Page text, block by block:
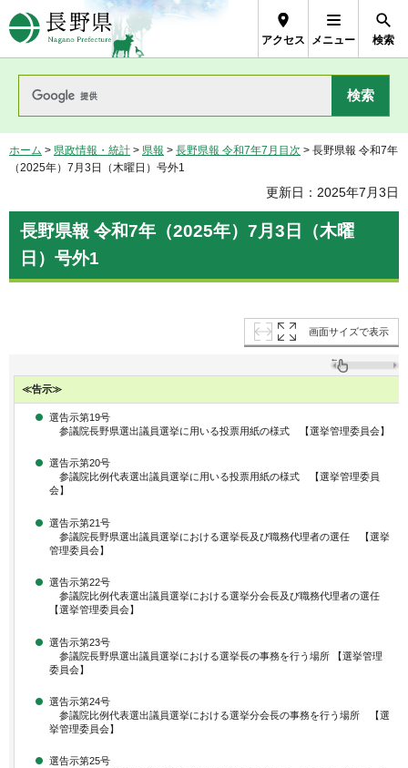
長野県Nagano Prefecture
アクセス メニュー 検索
ホーム > 県政情報・統計 > 県報 > 長野県報 令和7年7月目次 > 長野県報 令和7年
（2025年）7月3日（木曜日）号外1
更新日：2025年7月3日
長野県報 令和7年（2025年）7月3日（木曜
日）号外1
画面サイズで表示
≪告示≫
選告示第19号
参議院長野県選出議員選挙に用いる投票用紙の様式 【選挙管理委員会】
選告示第20号
参議院比例代表選出議員選挙に用いる投票用紙の様式 【選挙管理委員
会】
選告示第21号
参議院長野県選出議員選挙における選挙長及び職務代理者の選任 【選挙
管理委員会】
選告示第22号
参議院比例代表選出議員選挙における選挙分会長及び職務代理者の選任
【選挙管理委員会】
選告示第23号
参議院長野県選出議員選挙における選挙長の事務を行う場所 【選挙管理
委員会】
選告示第24号
参議院比例代表選出議員選挙における選挙分会長の事務を行う場所 【選
挙管理委員会】
選告示第25号